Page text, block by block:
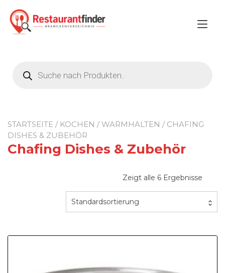
Inhalt
springen
STARTSEITE / KOCHEN /WARMHALTEN / CHAFING
DISHES & ZUBEHÖR
Chafing Dishes & Zubehör
Zeigt alle 6 Ergebnisse
Standardsortierung
search